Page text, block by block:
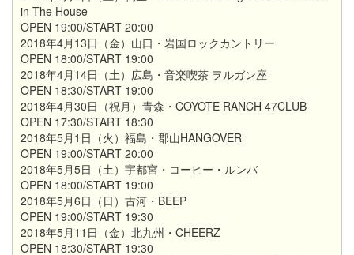
in The House
OPEN 19:00/START 20:00
2018年4月13日（金）山口・岩国ロックカントリー
OPEN 18:00/START 19:00
2018年4月14日（土）広島・音楽喫茶 ヲルガン座
OPEN 18:30/START 19:00
2018年4月30日（祝月）青森・COYOTE RANCH 47CLUB
OPEN 17:30/START 18:30
2018年5月1日（火）福島・郡山HANGOVER
OPEN 19:00/START 20:00
2018年5月5日（土）宇都宮・コーヒー・ルンバ
OPEN 18:00/START 19:00
2018年5月6日（日）古河・BEEP
OPEN 19:00/START 19:30
2018年5月11日（金）北九州・CHEERZ
OPEN 18:30/START 19:30